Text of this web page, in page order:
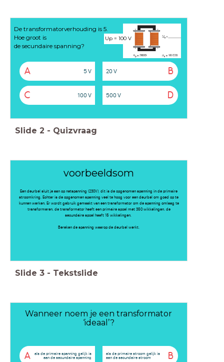
De transformatorverhouding is 5.
Hoe groot is
de secundaire spanning?
Up = 100 V
A 5 V B
20 V
C 100 V D
500 V
Slide 2 - Quizvraag
voorbeeldsom
Een deurbel sluit je aan op netspanning (230V), dit is de opgenomen spanning in de primaire
stroomkring. Echter is de opgenomen spanning veel te hoog voor een deurbel om goed op te
kunnen werken. Er wordt gebruik gemaakt van een transformator om de spanning omlaag te
transformeren. de transformator heeft een primaire spoel met 350 wikkelingen. de
secundaire spoel heeft 15 wikkelingen.
Bereken de spanning waarop de deurbel werkt.
Slide 3 - Tekstslide
Wanneer noem je een transformator
‘ideaal’?
A
als de primaire spanning gelijk is
aan de secundaire spanning
B
als de primaire stroom gelijk is
aan de secundaire stroom